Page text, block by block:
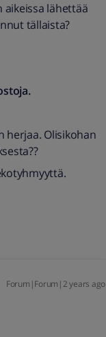
lähettää
tällaista?
herjaa. Olisikohan
Forum|Forum|2 years ago